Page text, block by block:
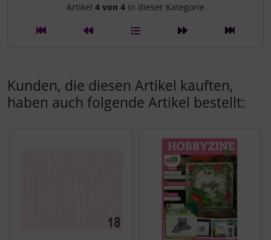
Artikelnavigation innerhalb
Artikel 4 von 4 in dieser Kategorie
Kunden, die diesen Artikel kauften,
haben auch folgende Artikel bestellt: